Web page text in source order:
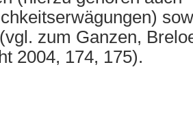
zum Ganzen,
2004, 174, 175).